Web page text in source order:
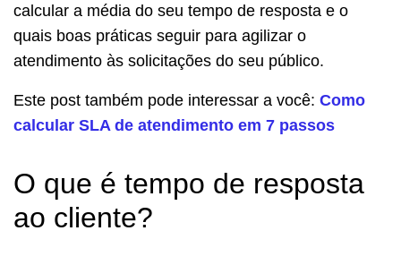
calcular a média do seu tempo de resposta e o
quais boas práticas seguir para agilizar o
atendimento às solicitações do seu público.
Este post também pode interessar a você: Como
calcular SLA de atendimento em 7 passos
O que é tempo de resposta
ao cliente?